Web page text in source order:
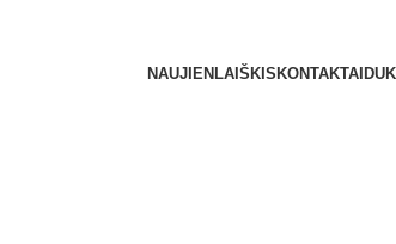
NAUJIENLAIŠKIS KONTAKTAI DUK